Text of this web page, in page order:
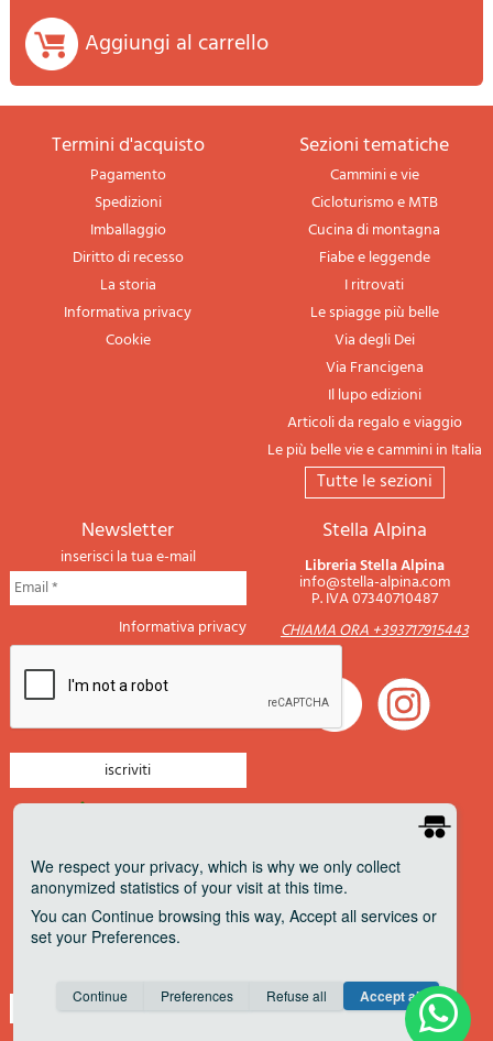
Aggiungi al carrello
termini d'acquisto
Pagamento
Spedizioni
Imballaggio
Diritto di recesso
La storia
Informativa privacy
Cookie
sezioni tematiche
Cammini e vie
Cicloturismo e MTB
Cucina di montagna
Fiabe e leggende
I ritrovati
Le spiagge più belle
Via degli Dei
Via Francigena
Il lupo edizioni
Articoli da regalo e viaggio
Le più belle vie e cammini in Italia
tutte le sezioni
newsletter
inserisci la tua e-mail
Informativa privacy
newsletter viaggi
newsletter militaria
Stella Alpina
Libreria Stella Alpina
info@stella-alpina.com
P. IVA 07340710487
CHIAMA ORA +393717915443
We respect your privacy, which is why we only collect
anonymized statistics of your visit at this time.
You can Continue browsing this way, Accept all services or
set your Preferences.
Consent cookie learn more
Continue Preferences Refuse all Accept all
Anonymous Invisible Save